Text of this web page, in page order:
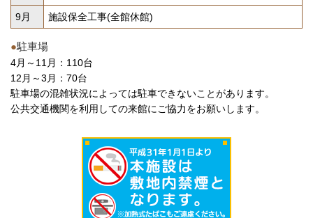
9月 施設保全工事(全館休館)
●駐車場
4月～11月：110台
12月～3月：70台
駐車場の混雑状況によっては駐車できないことがあります。
公共交通機関を利用しての来館にご協力をお願いします。